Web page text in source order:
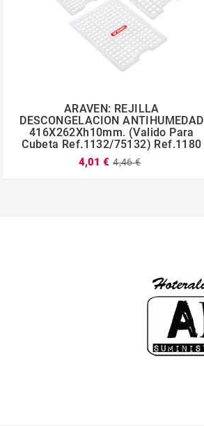
   
ARAVEN: REJILLA
DESCONGELACION ANTIHUMEDAD
416X262Xh10mm. (Valido Para
Cubeta Ref.1132/75132) Ref.1180
4,01 € 4,46 €